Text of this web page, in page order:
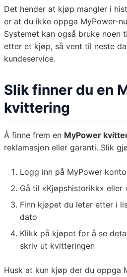
Det hender at kjøp mangler i
er at du ikke oppga MyPower-
Systemet kan også bruke noen
etter et kjøp, så vent til neste
kundeservice.
Slik finner du en
kvittering
Å finne frem en MyPower
reklamasjon eller garanti. Slik
Logg inn på MyPower
Gå til «Kjøpshistorikk» eller
Finn kjøpet du leter etter i
dato
Klikk på kjøpet for å se
skriv ut kvitteringen
Husk at kun kjøp der du oppga